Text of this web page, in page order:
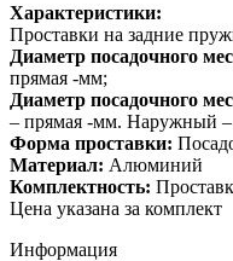
Характеристики:
Проставки на задние
Диаметр посадочного
прямая -мм;
Диаметр посадочного
– прямая -мм. Наружный
Форма проставки:
Материал: Алюминий
Комплектность:
Цена указана за комплект
Информация